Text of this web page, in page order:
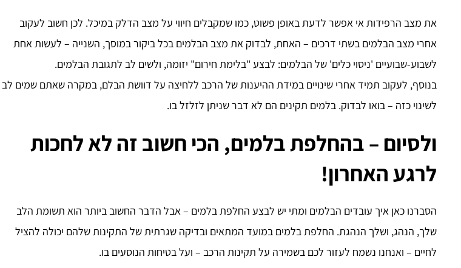
את מצב הרפידות אי אפשר לדעת באופן פשוט, כמו שמקבלים חיווי על מצב הדלק במיכל. לכן חשוב לעקוב
אחרי מצב הבלמים בשתי דרכים – האחת, לבדוק את מצב הבלמים בכל ביקור במוסך, השנייה – לעשות אחת
לשבוע-שבועיים 'ניסוי כלים' של הבלמים: לבצע "בלימת חירום" יזומה, ולשים לב לתגובת הבלמים.
בנוסף, לעקוב תמיד אחרי שינויים במידת ההיענות של הרכב ללחיצה על דוושת הבלם, במקרה שאתם שמים לב
לשינוי כזה – בואו לבדוק. בלמים תקינים הם לא דבר שניתן לזלזל בו.
ולסיום – בהחלפת בלמים, הכי חשוב זה לא לחכות
לרגע האחרון!
הסברנו כאן איך עובדים הבלמים ומתי יש לבצע החלפת בלמים – אבל הדבר החשוב ביותר הוא תשומת הלב
שלך, הנהג, ושלך הנהגת. החלפת בלמים במועד המתאים ובדיקה שגרתית של התקינות שלהם יכולה להציל
לחיים – ואנחנו נשמח לעזור לכם בשמירה על תקינות הרכב – ועל בטיחות הנוסעים בו.